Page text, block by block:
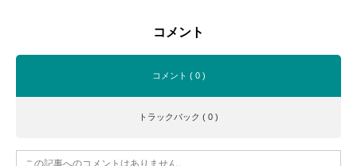
コメント
コメント ( 0 )
トラックバック ( 0 )
この記事へのコメントはありません。